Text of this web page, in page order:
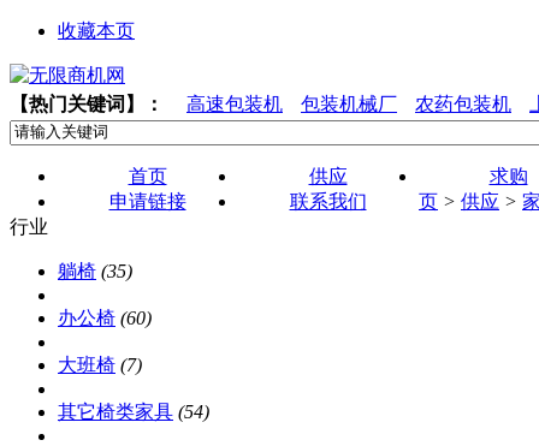
收藏本页
【热门关键词】： 高速包装机 包装机械厂 农药包装机
首页 供应
求购
申请链接
联系我们 页 > 供应 >
行业
躺椅 (35)
办公椅 (60)
大班椅 (7)
其它椅类家具 (54)